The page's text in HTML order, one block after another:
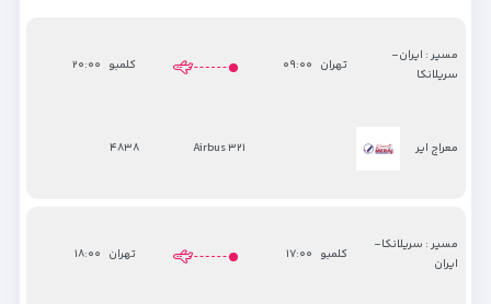
مسیر : ایران-
سریلانکا
تهران ۰۹:۰۰ کلمبو ۲۰:۰۰
معراج ایر Airbus ۳۲۱ ۴۸۳۸
مسیر : سریلانکا-
ایران
کلمبو ۱۷:۰۰ تهران ۱۸:۰۰